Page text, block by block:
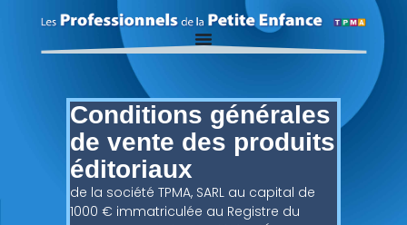
Conditions générales
de vente des produits
éditoriaux
de la société TPMA, SARL au capital de
1000 € immatriculée au Registre du